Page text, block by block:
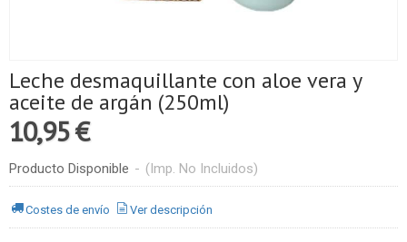
Leche desmaquillante con aloe vera y
aceite de argán (250ml)
10,95 €
Producto Disponible - (Imp. No Incluidos)
Costes de envío Ver descripción